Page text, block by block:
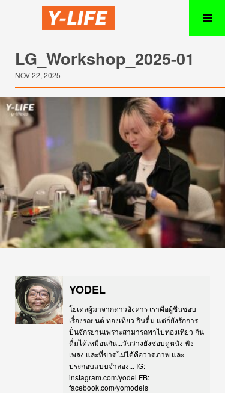
LG_Workshop_2025-01
NOV 22, 2025
YODEL
โยเดลผู้มาจากดาวอังคาร เราคือผู้ชื่นชอบ
เรื่องรถยนต์ ท่องเที่ยว กินดื่ม แต่ก็ยังรักการ
ปั่นจักรยานเพราะสามารถพาไปท่องเที่ยว กิน
ดื่มได้เหมือนกัน...วันว่างยังชอบดูหนัง ฟัง
เพลง และที่ขาดไม่ได้คือวาดภาพ และ
ประกอบแบบจำลอง... IG:
instagram.com/yodel FB:
facebook.com/yomodels